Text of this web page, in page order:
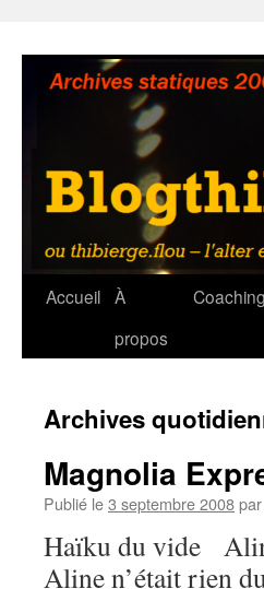
contenu
Accueil À
propos
Coaching
Archives
Magnolia
Publié le3 septembre 2008par
Haïku du vide
Aline n’était rien